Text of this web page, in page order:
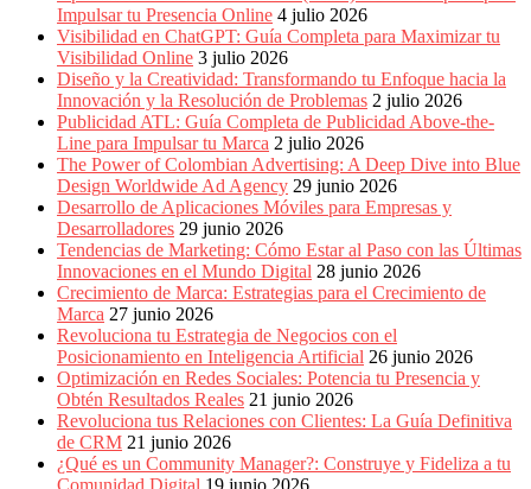
Producción
Gráfica
Colombia.
Impulsar tu Presencia Online 4 julio 2026
Visibilidad en ChatGPT: Guía Completa para Maximizar tu
Visibilidad Online 3 julio 2026
Diseño y la Creatividad: Transformando tu Enfoque hacia la
Innovación y la Resolución de Problemas 2 julio 2026
Publicidad ATL: Guía Completa de Publicidad Above-the-
Line para Impulsar tu Marca 2 julio 2026
The Power of Colombian Advertising: A Deep Dive into Blue
Design Worldwide Ad Agency 29 junio 2026
Desarrollo de Aplicaciones Móviles para Empresas y
Desarrolladores 29 junio 2026
Tendencias de Marketing: Cómo Estar al Paso con las Últimas
Innovaciones en el Mundo Digital 28 junio 2026
Crecimiento de Marca: Estrategias para el Crecimiento de
Marca 27 junio 2026
Revoluciona tu Estrategia de Negocios con el
Posicionamiento en Inteligencia Artificial 26 junio 2026
Optimización en Redes Sociales: Potencia tu Presencia y
Obtén Resultados Reales 21 junio 2026
Revoluciona tus Relaciones con Clientes: La Guía Definitiva
de CRM 21 junio 2026
¿Qué es un Community Manager?: Construye y Fideliza a tu
Comunidad Digital 19 junio 2026